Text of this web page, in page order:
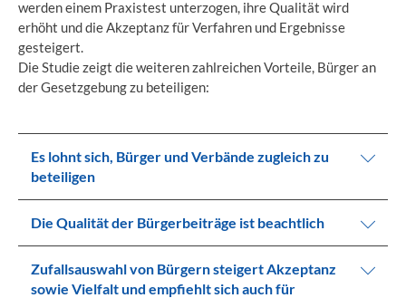
werden einem Praxistest unterzogen, ihre Qualität wird
erhöht und die Akzeptanz für Verfahren und Ergebnisse
gesteigert.
Die Studie zeigt die weiteren zahlreichen Vorteile, Bürger an
der Gesetzgebung zu beteiligen:
Es lohnt sich, Bürger und Verbände zugleich zu
beteiligen
Die Qualität der Bürgerbeiträge ist beachtlich
Zufallsauswahl von Bürgern steigert Akzeptanz
sowie Vielfalt und empfiehlt sich auch für